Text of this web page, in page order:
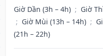
Giờ Dần (3h – 4h) ; Giờ
; Giờ Mùi (13h – 14h) ;
(21h – 22h)